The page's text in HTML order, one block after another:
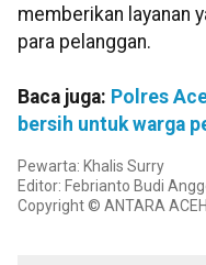
memberikan layanan
para pelanggan.
Baca juga: Polres
bersih untuk warga
Pewarta: Khalis Surry
Editor: Febrianto Budi
Copyright © ANTARA